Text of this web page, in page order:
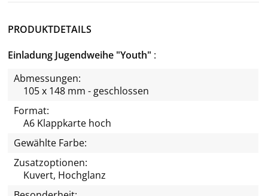
PRODUKTDETAILS
Einladung Jugendweihe "Youth"
Abmessungen:
105 x 148 mm - geschlossen
Format:
A6 Klappkarte hoch
Gewählte Farbe:
Zusatzoptionen:
Kuvert, Hochglanz